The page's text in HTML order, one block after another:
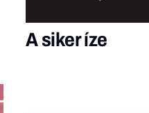
A siker íze